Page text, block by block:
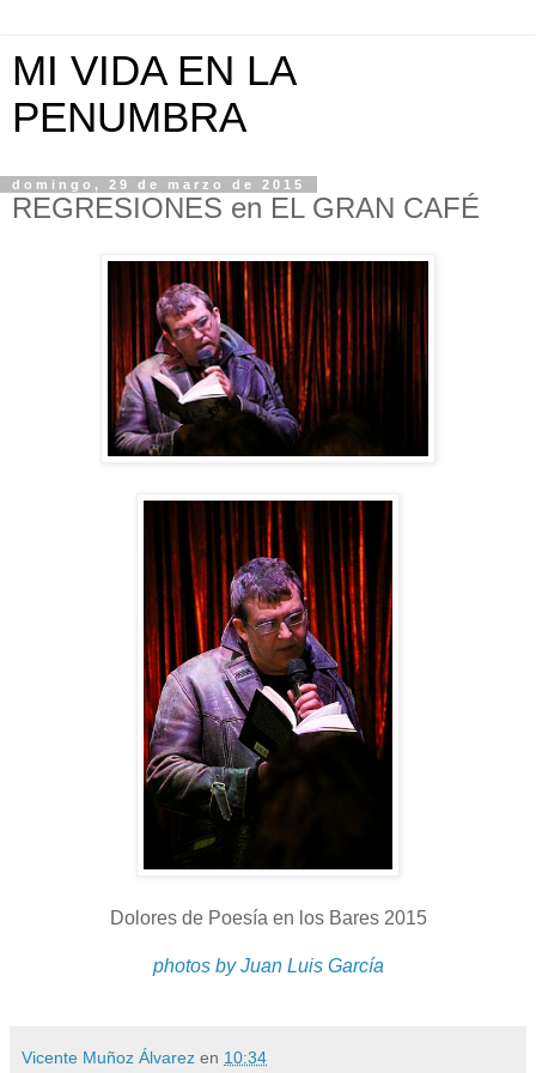
MI VIDA EN LA
PENUMBRA
domingo, 29 de marzo de 2015
REGRESIONES en EL GRAN CAFÉ
Dolores de Poesía en los Bares 2015
photos by Juan Luis García
Vicente Muñoz Álvarez en 10:34